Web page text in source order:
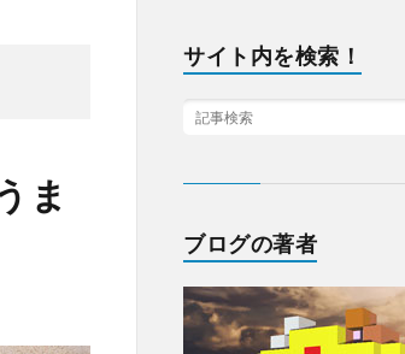
ま
サイト内を検索！
ブログの著者